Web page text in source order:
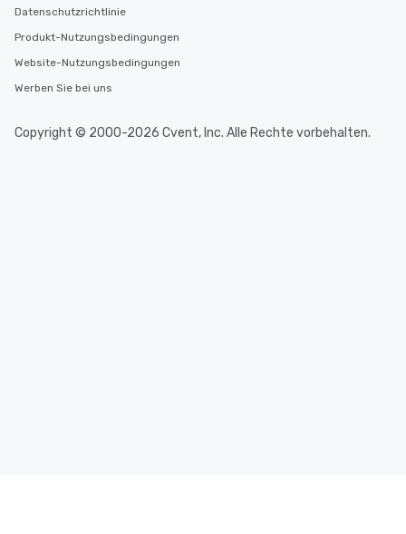
Datenschutzrichtlinie
Produkt-Nutzungsbedingungen
Website-Nutzungsbedingungen
Werben Sie bei uns
Copyright © 2000-2026 Cvent, Inc. Alle Rechte vorbehalten.